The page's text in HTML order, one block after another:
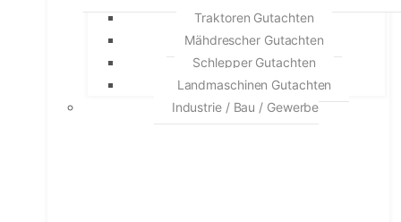
Traktoren Gutachten
Mähdrescher Gutachten
Schlepper Gutachten
Landmaschinen Gutachten
Industrie / Bau / Gewerbe